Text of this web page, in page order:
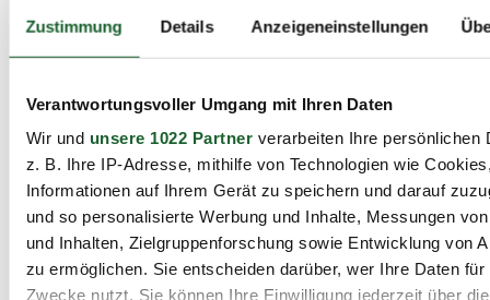
Zustimmung Details Anzeigeneinstellungen
Verantwortungsvoller Umgang mit Ihren Daten
Wir und unsere 1022 Partnerverarbeiten Ihre persönlichen
z. B. Ihre IP-Adresse, mithilfe von Technologien wie
Informationen auf Ihrem Gerät zu speichern und darauf
und so personalisierte Werbung und Inhalte, Messungen
und Inhalten, Zielgruppenforschung sowie Entwicklung von
zu ermöglichen. Sie entscheiden darüber, wer Ihre Daten für
Zwecke nutzt. Sie können Ihre Einwilligung jederzeit über
Daten. Weitere Informationen zur Erhebung und
Verarbeitung personenbezogener Daten können
Ich habe die Datenschutzbestimmungen zur
Kenntnis genommen.*